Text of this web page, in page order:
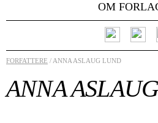
OM
FORFATTERE / ANNA ASLAUG LUND
ANNA